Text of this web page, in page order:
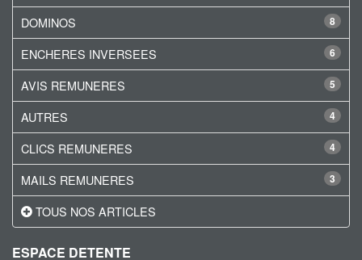
8
DOMINOS
6
ENCHERES INVERSEES
5
AVIS REMUNERES
4
AUTRES
4
CLICS REMUNERES
3
MAILS REMUNERES
TOUS NOS ARTICLES
ESPACE DETENTE